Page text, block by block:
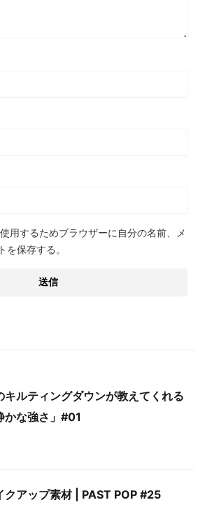
用するためブラウザーに自分の名前、メ
を保存する。
キルティングダウンが教えてくれる
かな強さ」#01
クアップ素材 | PAST POP #25